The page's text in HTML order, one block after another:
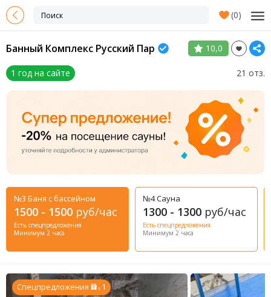
(0)
Банный Комплекс Русский Пар 10,0
1 год на сайте 21 отз.
№3 Баня с бассейном
1500 - 1500 руб/час
Есть спецпредложения
Минимум 2 часа
№4 Сауна
1300 - 1300 руб/час
Есть спецпредложения
Минимум 2 часа
Спецпредложения x 1